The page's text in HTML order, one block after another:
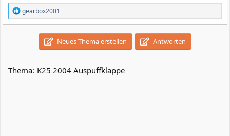
R
e
a
n
e
gearbox2001
Neues Thema erstellen Antworten
Thema: K25 2004 Auspuffklappe